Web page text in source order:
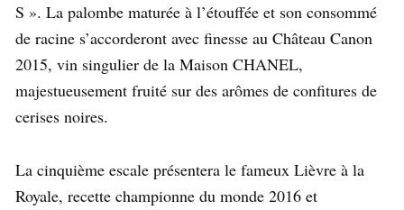
S ». La palombe maturée à l’étouffée et son consommé
de racine s’accorderont avec finesse au Château Canon
2015, vin singulier de la Maison CHANEL,
majestueusement fruité sur des arômes de confitures de
cerises noires.
La cinquième escale présentera le fameux Lièvre à la
Royale, recette championne du monde 2016 et